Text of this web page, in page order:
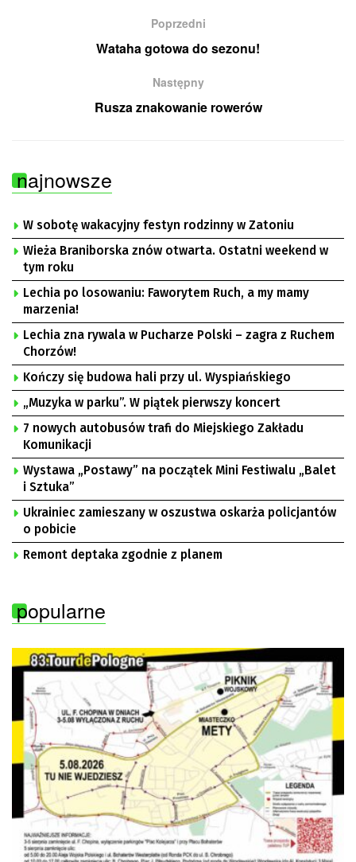
Poprzedni
Wataha gotowa do sezonu!
Następny
Rusza znakowanie rowerów
najnowsze
W sobotę wakacyjny festyn rodzinny w Zatoniu
Wieża Braniborska znów otwarta. Ostatni weekend w
tym roku
Lechia po losowaniu: Faworytem Ruch, a my mamy
marzenia!
Lechia zna rywala w Pucharze Polski – zagra z Ruchem
Chorzów!
Kończy się budowa hali przy ul. Wyspiańskiego
„Muzyka w parku”. W piątek pierwszy koncert
7 nowych autobusów trafi do Miejskiego Zakładu
Komunikacji
Wystawa „Postawy” na początek Mini Festiwalu „Balet
i Sztuka”
Ukrainiec zamieszany w oszustwa oskarża policjantów
o pobicie
Remont deptaka zgodnie z planem
popularne